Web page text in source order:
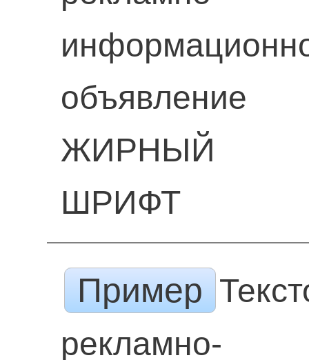
объявление
ЖИРНЫЙ
ШРИФТ
Пример
рекламно-